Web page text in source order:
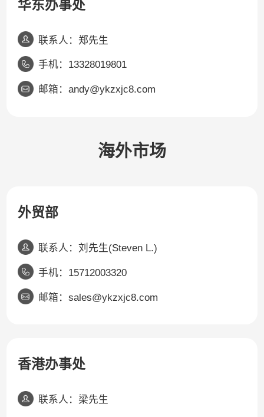
华东办事处
联系人：郑先生
手机：13328019801
邮箱：andy@ykzxjc8.com
海外市场
外贸部
联系人：刘先生(Steven L.)
手机：15712003320
邮箱：sales@ykzxjc8.com
香港办事处
联系人：梁先生